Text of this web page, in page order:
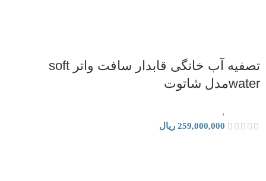
تصفیه آب خانگی قابدار سافت واتر soft
waterمدل شاتوت
,
259,000,000 ریال